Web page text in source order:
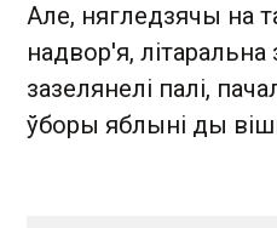
Але, нягледзячы на
надвор'я,
зазелянелі палі,
ўборы яблыні ды